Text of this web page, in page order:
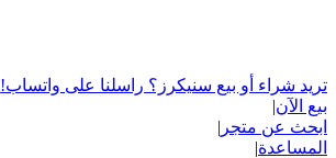
تريد شراء أو بيع سنيكرز؟ راسلنا على واتساب!
بيع الآن|
ابحث عن متجر |
المساعدة|